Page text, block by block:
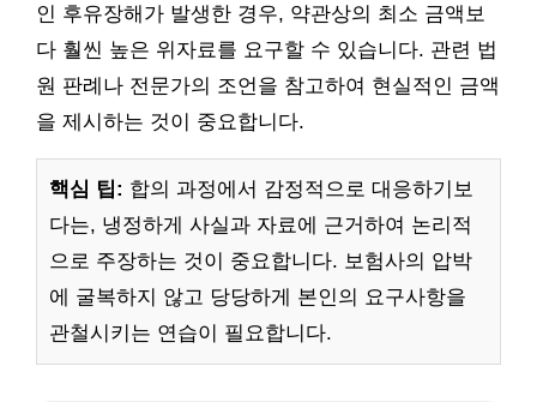
인 후유장해가 발생한 경우, 약관상의 최소 금액보
다 훨씬 높은 위자료를 요구할 수 있습니다. 관련 법
원 판례나 전문가의 조언을 참고하여 현실적인 금액
을 제시하는 것이 중요합니다.
핵심 팁: 합의 과정에서 감정적으로 대응하기보
다는, 냉정하게 사실과 자료에 근거하여 논리적
으로 주장하는 것이 중요합니다. 보험사의 압박
에 굴복하지 않고 당당하게 본인의 요구사항을
관철시키는 연습이 필요합니다.